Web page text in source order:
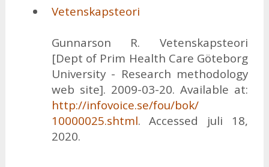
Ve­ten­skaps­te­o­ri
Gun­nar­son R. Ve­ten­skaps­te­o­ri
[Dept of Prim He­alth Care Gö­te­borg
Uni­ver­si­ty - Re­se­arch met­ho­do­lo­gy
web site]. 2009-03-20. Avai­lab­le at:
http://​in­fo­vo­ice.se/​fou/​bok/​
10000025.shtml. Ac­ces­sed juli 18,
2020.